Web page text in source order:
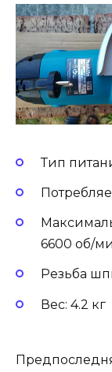
Тип
6600 об/
Резьба
Вес: 4.2 кг